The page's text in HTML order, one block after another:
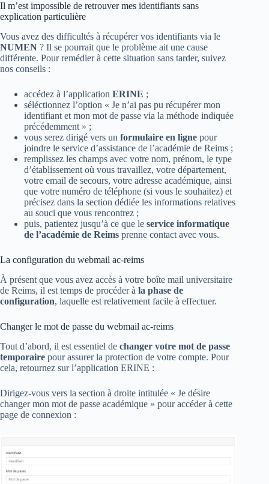
Il m’est impossible de retrouver mes identifiants sans
explication particulière
Vous avez des difficultés à récupérer vos identifiants via le
NUMEN ? Il se pourrait que le problème ait une cause
différente. Pour remédier à cette situation sans tarder, suivez
nos conseils :
accédez à l’application ERINE ;
séléctionnez l’option « Je n’ai pas pu récupérer mon
identifiant et mon mot de passe via la méthode indiquée
précédemment » ;
vous serez dirigé vers un formulaire en ligne pour
joindre le service d’assistance de l’académie de Reims ;
remplissez les champs avec votre nom, prénom, le type
d’établissement où vous travaillez, votre département,
votre email de secours, votre adresse académique, ainsi
que votre numéro de téléphone (si vous le souhaitez) et
précisez dans la section dédiée les informations relatives
au souci que vous rencontrez ;
puis, patientez jusqu’à ce que le service informatique
de l’académie de Reims prenne contact avec vous.
La configuration du webmail ac-reims
À présent que vous avez accès à votre boîte mail universitaire
de Reims, il est temps de procéder à la phase de
configuration, laquelle est relativement facile à effectuer.
Changer le mot de passe du webmail ac-reims
Tout d’abord, il est essentiel de changer votre mot de passe
temporaire pour assurer la protection de votre compte. Pour
cela, retournez sur l’application ERINE :
Dirigez-vous vers la section à droite intitulée « Je désire
changer mon mot de passe académique » pour accéder à cette
page de connexion :